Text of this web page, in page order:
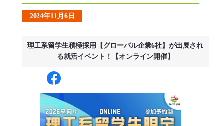
2024年11月6日
理工系留学生積極採用【グローバル企業6社】が出展され
る就活イベント！【オンライン開催】